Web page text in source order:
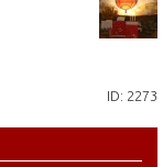
ID: 2273